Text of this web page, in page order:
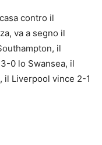
contro il
va a segno il
il
0 lo Swansea, il
il Liverpool vince 2-1